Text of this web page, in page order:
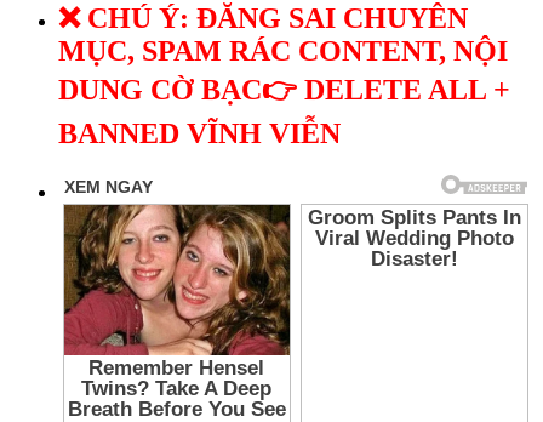
❌ CHÚ Ý: ĐĂNG SAI CHUYÊN
MỤC, SPAM RÁC CONTENT, NỘI
DUNG CỜ BẠC👉 DELETE ALL +
BANNED VĨNH VIỄN